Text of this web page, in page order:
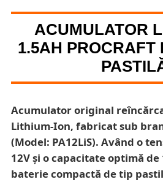
ACUMULATOR
1.5AH PROCRAFT
Acumulator original
Lithium-Ion, fabricat sub
(Model: PA12LiS). Având o
12V și o capacitate optimă de
baterie compactă de tip